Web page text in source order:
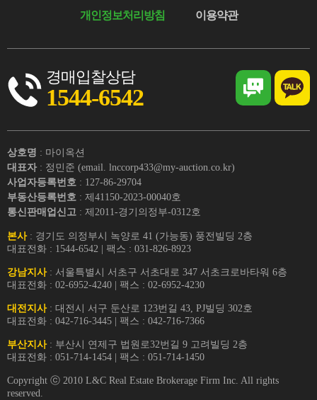
개인정보처리방침 이용약관
경매입찰상담
1544-6542
상호명 : 마이옥션
대표자 : 정민준 (email. lnccorp433@my-auction.co.kr)
사업자등록번호 : 127-86-29704
부동산등록번호 : 제41150-2023-00040호
통신판매업신고 : 제2011-경기의정부-0312호
본사: 경기도 의정부시 녹양로 41 (가능동) 풍전빌딩 2층
대표전화 : 1544-6542 | 팩스 : 031-826-8923
강남지사: 서울특별시 서초구 서초대로 347 서초크로바타워 6층
대표전화 : 02-6952-4240 | 팩스 : 02-6952-4230
대전지사: 대전시 서구 둔산로 123번길 43, PJ빌딩 302호
대표전화 : 042-716-3445 | 팩스 : 042-716-7366
부산지사: 부산시 연제구 법원로32번길 9 고려빌딩 2층
대표전화 : 051-714-1454 | 팩스 : 051-714-1450
Copyright ⓒ 2010 L&C Real Estate Brokerage Firm Inc. All rights
reserved.